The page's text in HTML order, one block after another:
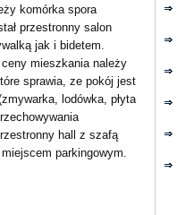
komórka spora
przestronny salon
jak i bidetem.
mieszkania należy
sprawia, ze pokój jest
lodówka, płyta
hall z szafą
parkingowym.